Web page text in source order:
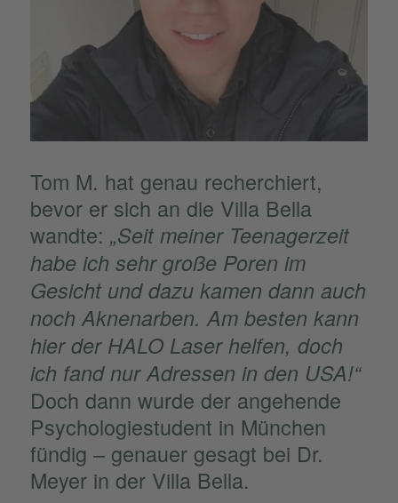
Tom M. hat genau recher­chiert,
bevor er sich an die Villa Bella
wandte: „Seit meiner Teenager­zeit
habe ich sehr große Poren im
Gesicht und dazu kamen dann auch
noch Aknenar­ben. Am besten kann
hier der HALO Laser helfen, doch
ich fand nur Adres­sen in den USA!“
Doch dann wurde der angehende
Psycho­lo­gie­stu­dent in München
fündig – genauer gesagt bei Dr.
Meyer in der Villa Bella.